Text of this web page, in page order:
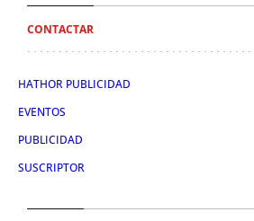
CONTACTAR
HATHOR PUBLICIDAD
EVENTOS
PUBLICIDAD
SUSCRIPTOR